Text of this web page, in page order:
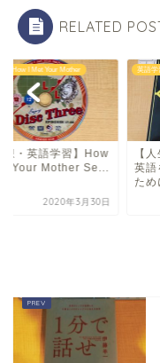
RELATED
】How I Met Your Mother
想・英語学習】How
Your Mother Se...
2020年3月30日
英語学
【
英語
た